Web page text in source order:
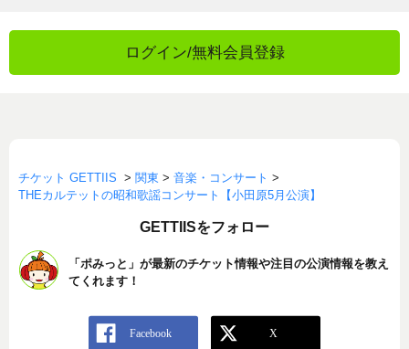
ログイン/無料会員登録
チケット GETTIIS > 関東 > 音楽・コンサート >
THEカルテットの昭和歌謡コンサート【小田原5月公演】
GETTIISをフォロー
「ポみっと」が最新のチケット情報や注目の公演情報を教え
てくれます！